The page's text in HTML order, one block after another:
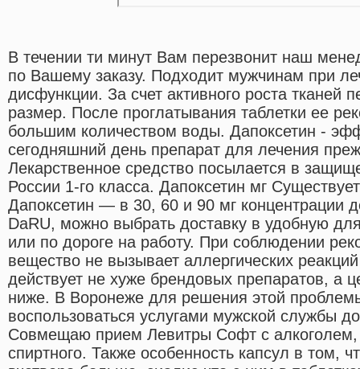
В течении ти минут Вам перезвонит наш
по Вашему заказу. Подходит мужчинам при
дисфункции. За счет активного роста тканей
размер. После проглатывания таблетки ее
большим количеством воды. Дапоксетин -
сегодняшний день препарат для лечения
Лекарственное средство посылается в
России 1-го класса. Дапоксетин мг
Дапоксетин — в 30, 60 и 90 мг концентрации
DaRU, можно выбрать доставку в удобную
или по дороге на работу. При соблюдении
вещество не вызывает аллергических
действует не хуже брендовых препаратов, а
ниже. В Воронеже для решения этой
воспользоваться услугами мужской службы
Совмещаю прием Левитры Софт с алкоголем,
спиртного. Также особенность капсул в том,